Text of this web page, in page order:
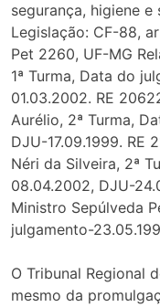
segurança, higiene
Legislação: CF-88,
Pet 2260, UF-MG
1ª Turma, Data do
01.03.2002. RE
Aurélio, 2ª Turma,
DJU-17.09.1999. RE
Néri da Silveira, 2ª
08.04.2002, DJU-
Ministro Sepúlveda
julgamento-
O Tribunal Regional
mesmo da